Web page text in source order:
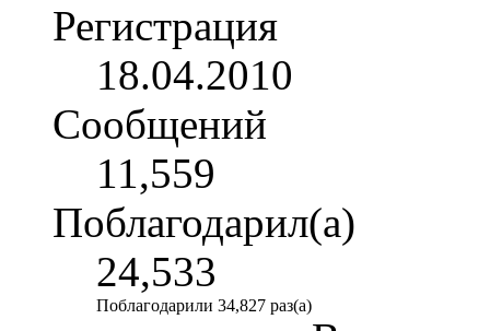
Регистрация
18.04.2010
Сообщений
11,559
Поблагодарил(а)
24,533
Поблагодарили 34,827 раз(а)